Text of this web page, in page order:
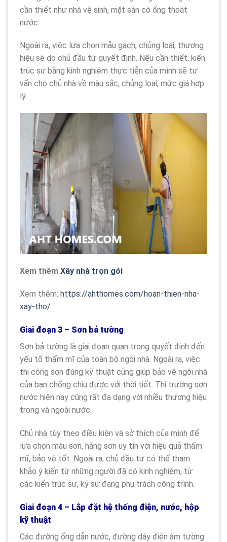
cần thiết như nhà vệ sinh, mặt sàn có ống thoát
nước.
Ngoài ra, việc lựa chọn mẫu gạch, chủng loại, thương
hiệu sẽ do chủ đầu tư quyết định. Nếu cần thiết, kiến
trúc sư bằng kinh nghiệm thực tiễn của mình sẽ tư
vấn cho chủ nhà về màu sắc, chủng loại, mức giá hợp
lý.
Xem thêm Xây nhà trọn gói
Xem thêm: https://ahthomes.com/hoan-thien-nha-
xay-tho/
Giai đoạn 3 – Sơn bả tường
Sơn bả tường là giai đoạn quan trọng quyết định đến
yếu tố thẩm mĩ của toàn bộ ngôi nhà. Ngoài ra, việc
thi công sơn đúng kỹ thuật cũng giúp bảo vệ ngôi nhà
của bạn chống chịu được với thời tiết. Thị trường sơn
nước hiện nay cũng rất đa dạng với nhiều thương hiệu
trong và ngoài nước.
Chủ nhà tùy theo điều kiện và sở thích của mình để
lựa chọn màu sơn, hãng sơn uy tín với hiệu quả thẩm
mĩ, bảo vệ tốt. Ngoài ra, chủ đầu tư có thể tham
khảo ý kiến từ những người đã có kinh nghiệm, từ
các kiến trúc sư, kỹ sư đang phụ trách công trình.
Giai đoạn 4 – Lắp đặt hệ thống điện, nước, hộp
kỹ thuật
Các đường ống dẫn nước, đường dây điện âm tường